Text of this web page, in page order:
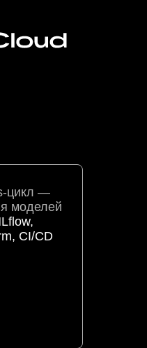
цикл —
моделей
CI/CD